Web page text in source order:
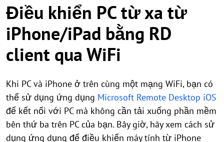
Điều khiển PC từ xa từ
iPhone/iPad bằng RD
client qua WiFi
Khi PC và iPhone ở trên cùng một mạng WiFi, bạn có
thể sử dụng ứng dụng Microsoft Remote Desktop iOS
để kết nối với PC mà không cần tải xuống phần mềm
bên thứ ba trên PC của bạn. Bây giờ, hãy xem cách sử
dụng ứng dụng để điều khiển máy tính từ iPhone